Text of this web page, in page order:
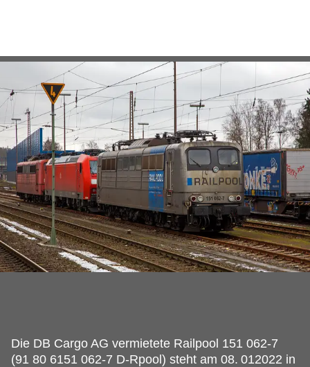
Die DB Cargo AG vermietete Railpool 151 062-7
(91 80 6151 062-7 D-Rpool) steht am 08. 012022 in